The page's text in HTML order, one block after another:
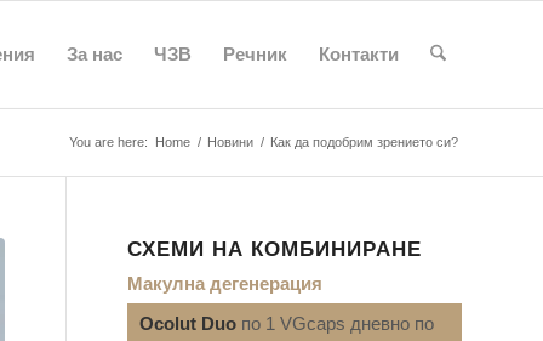
За нас ЧЗВ Речник Контакти
You are here: Home / Новини / Как да подобрим зрението си?
СХЕМИ НА КОМБИНИРАНЕ
Макулна дегенерация
Ocolut Duo по 1 VGcaps дневно по